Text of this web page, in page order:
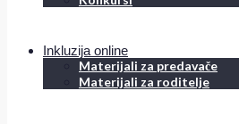
Inkluzija online
Materijali za predavače
Materijali za roditelje